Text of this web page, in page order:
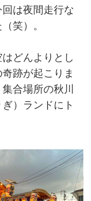
は夜間走行な
笑）。
どんよりとし
跡が起こりま
合場所の秋川
）ランドにト